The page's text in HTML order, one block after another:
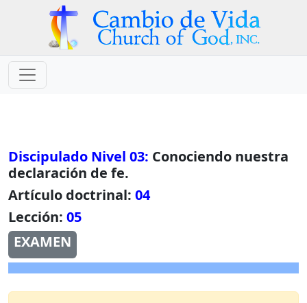
Discipulado Nivel 03: Conociendo nuestra
declaración de fe.
Artículo doctrinal: 04
Lección: 05
EXAMEN